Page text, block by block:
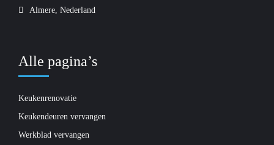
Almere, Nederland
Alle pagina’s
Keukenrenovatie
Keukendeuren vervangen
Werkblad vervangen